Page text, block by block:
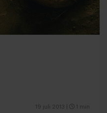
19 juli 2013 1 min